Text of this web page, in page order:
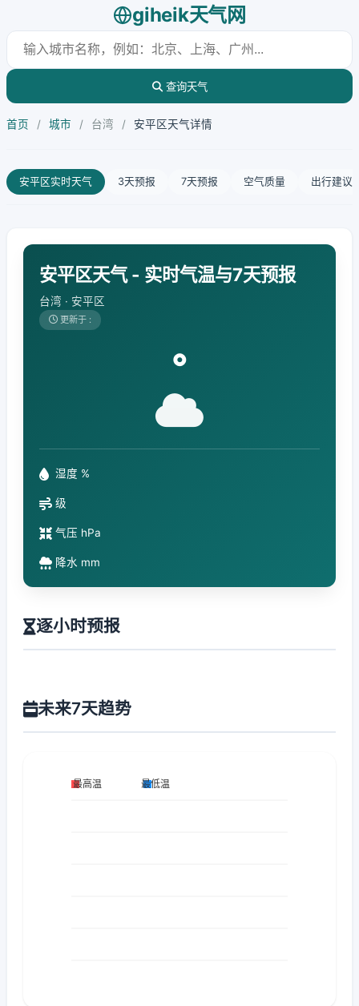
giheik天气网
查询天气
首页 / 城市 / 台湾 / 安平区天气详情
安平区实时天气 3天预报 7天预报 空气质量 出行建议
安平区天气 - 实时气温与7天预报
台湾 · 安平区
更新于 :
°
湿度 %
级
气压 hPa
降水 mm
逐小时预报
未来7天趋势